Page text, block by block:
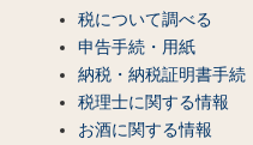
税について調べる
申告手続・用紙
納税・納税証明書手続
税理士に関する情報
お酒に関する情報